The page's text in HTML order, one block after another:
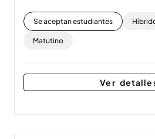
Se aceptan estudiantes
Matutino
Ver